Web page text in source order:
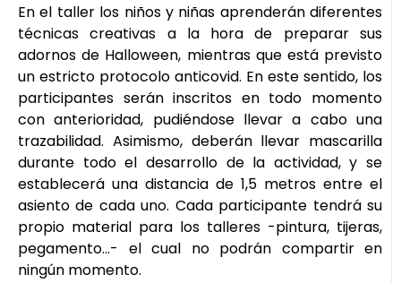
En el taller los niños y niñas aprenderán diferentes
técnicas creativas a la hora de preparar sus
adornos de Halloween, mientras que está previsto
un estricto protocolo anticovid. En este sentido, los
participantes serán inscritos en todo momento
con anterioridad, pudiéndose llevar a cabo una
trazabilidad. Asimismo, deberán llevar mascarilla
durante todo el desarrollo de la actividad, y se
establecerá una distancia de 1,5 metros entre el
asiento de cada uno. Cada participante tendrá su
propio material para los talleres -pintura, tijeras,
pegamento…- el cual no podrán compartir en
ningún momento.